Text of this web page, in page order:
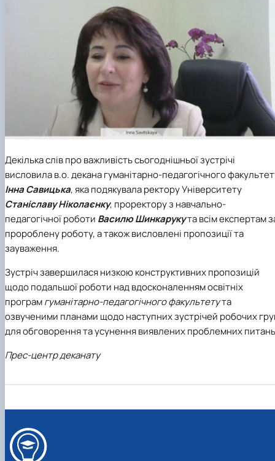
Декілька слів про важливість сьогоднішньої зустрічі
висловила в.о. декана гуманітарно-педагогічного
Інна Савицька, яка подякувала ректору Університету
Станіславу Ніколаєнку, проректору з навчально-
педагогічної роботи Василю Шинкарукута всім експертам
пророблену роботу, а також висловлені пропозиції та
зауваження.
Зустріч завершилася низкою конструктивних пропозицій
щодо подальшої роботи над вдосконаленням освітніх
програмгуманітарно-педагогічного факультетута
озвученими планами щодо наступних зустрічей робочих
для обговорення та усунення виявлених проблемних
Прес-центр деканату